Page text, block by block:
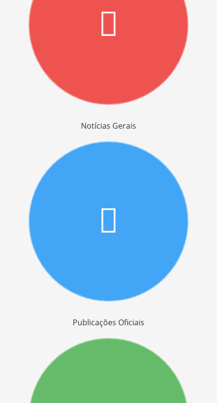
Notícias Gerais
Publicações Oficiais